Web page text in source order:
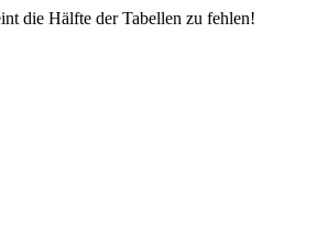
die Hälfte der Tabellen zu fehlen!